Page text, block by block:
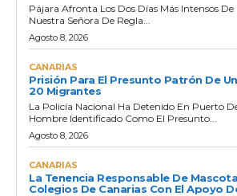
Pájara Afronta Los Dos Días Más Intensos De
Nuestra Señora De Regla...
Agosto 8, 2026
CANARIAS
Prisión Para El Presunto Patrón De
20 Migrantes
La Policía Nacional Ha Detenido En Puerto
Hombre Identificado Como El Presunto...
Agosto 8, 2026
CANARIAS
La Tenencia Responsable De
Colegios De Canarias Con El Apoyo